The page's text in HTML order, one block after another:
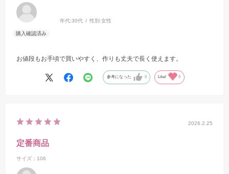
年代:30代 性別:女性
お値段もお手頃で買いやすく、作りも丈夫で長く使えます。
参考になった 0 Like! 0
2026.2.25
定番商品
サイズ：106